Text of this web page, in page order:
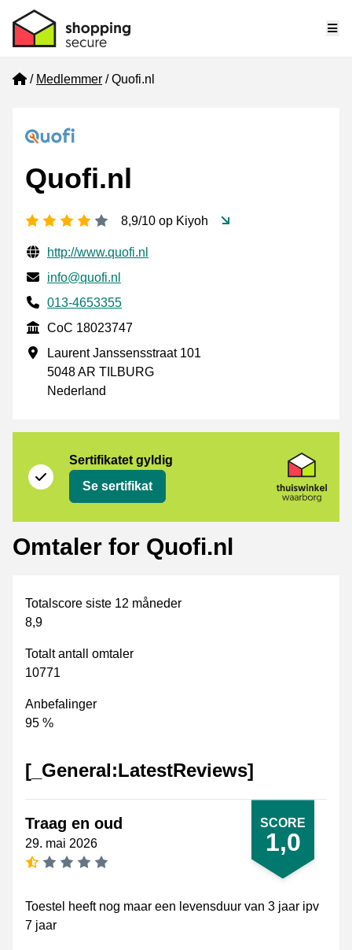
Home
Medlemmer Quofi.nl
Quofi.nl
[_General:NumberOfStarsPluralFormat]
8,9/10 op Kiyoh
Verifisert kontaktinformasjon
Website URL
http://www.quofi.nl
E-post
info@quofi.nl
Phone number
013-4653355
CoC
CoC 18023747
Forretningsadresse
Laurent Janssensstraat 101
5048 AR TILBURG
Nederland
Sertifikatet gyldig
Se sertifikat
Omtaler for Quofi.nl
Totalscore siste 12 måneder
8,9
Totalt antall omtaler
10771
Anbefalinger
95 %
[_General:LatestReviews]
SCORE
1,0
Traag en oud
29. mai 2026
[_General:NumberOfStarsSingularFormat]
Toestel heeft nog maar een levensduur van 3 jaar ipv
7 jaar